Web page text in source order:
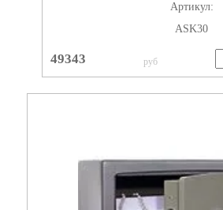
Артикул:
ASK30
49343 руб